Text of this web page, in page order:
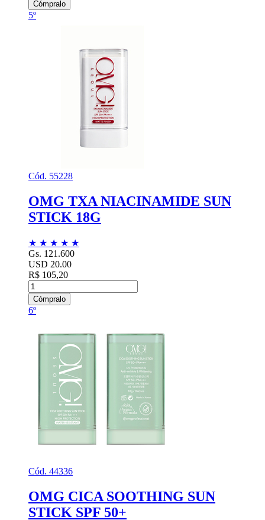
Cómpralo
5º
Cód. 55228
OMG TXA NIACINAMIDE SUN
STICK 18G
★ ★ ★ ★ ★
Gs. 121.600
USD 20.00
R$ 105,20
Cómpralo
6º
Cód. 44336
OMG CICA SOOTHING SUN
STICK SPF 50+